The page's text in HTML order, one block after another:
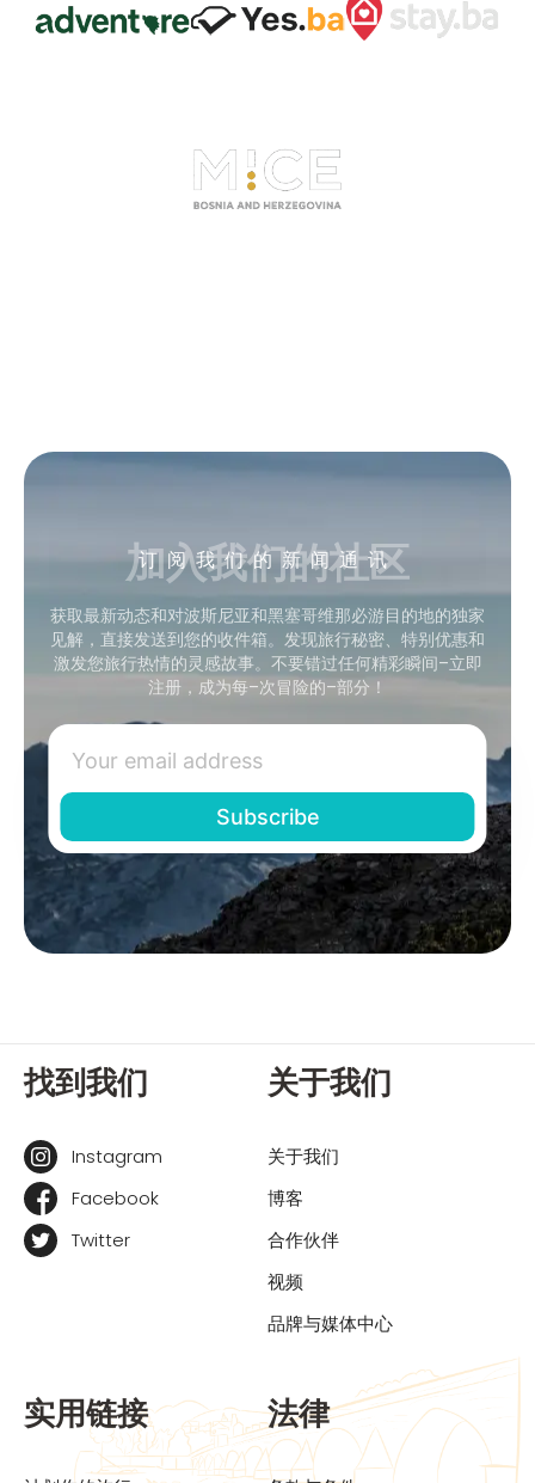
订阅我们的新闻通讯
加入我们的社区
获取最新动态和对波斯尼亚和黑塞哥维那必游目的地的独家
见解，直接发送到您的收件箱。发现旅行秘密、特别优惠和
激发您旅行热情的灵感故事。不要错过任何精彩瞬间–立即
注册，成为每–次冒险的–部分！
找到我们
Instagram
Facebook
Twitter
关于我们
关于我们
博客
合作伙伴
视频
品牌与媒体中心
实用链接 法律